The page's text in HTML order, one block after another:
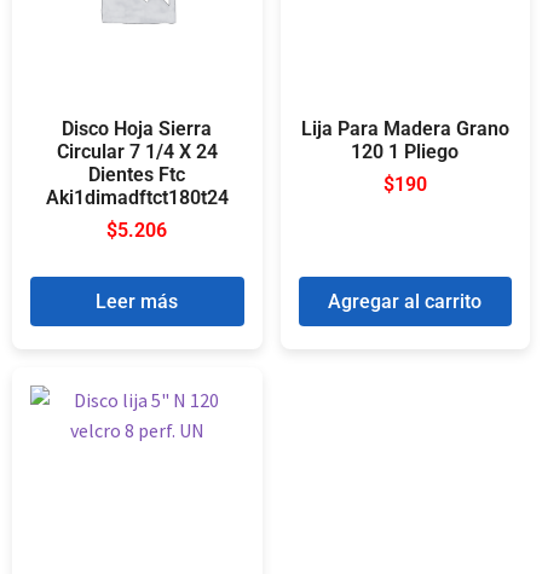
Disco Hoja Sierra
Circular 7 1/4 X 24
Dientes Ftc
Aki1dimadftct180t24
$5.206
Leer más
Lija Para Madera Grano
120 1 Pliego
$190
Agregar al carrito